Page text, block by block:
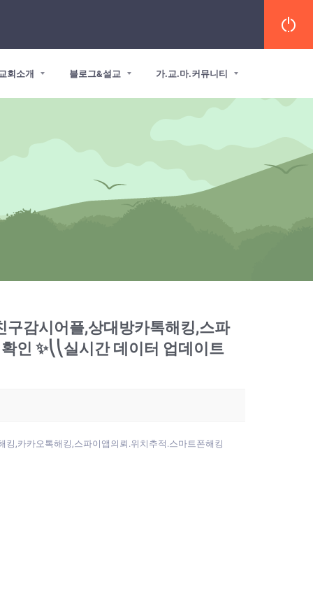
교회소개 블로그&설교 가.교.마.커뮤니티
감시어플,상대방카톡해킹,스파
인 ✨⎝⎝실시간 데이터 업데이트
,카카오톡해킹,스파이앱의뢰.위치추적.스마트폰해킹